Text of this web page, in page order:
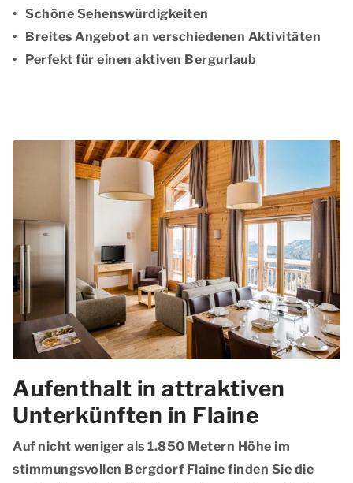
Schöne Sehenswürdigkeiten
Breites Angebot an verschiedenen Aktivitäten
Perfekt für einen aktiven Bergurlaub
Aufenthalt in attraktiven
Unterkünften in Flaine
Auf nicht weniger als 1.850 Metern Höhe im
stimmungsvollen Bergdorf Flaine finden Sie die